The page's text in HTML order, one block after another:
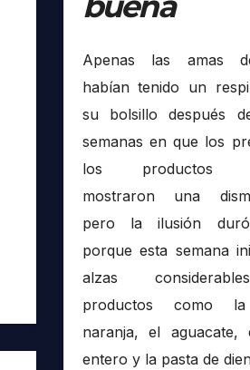
Apenas las amas
habían tenido un
su bolsillo después
semanas en que los
los productos
mostraron una
pero la ilusión
porque esta semana
alzas
productos como
naranja, el aguacate,
entero y la pasta de